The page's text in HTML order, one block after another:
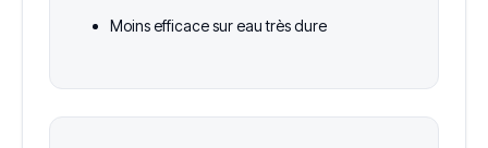
Moins efficace sur eau très dure